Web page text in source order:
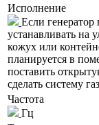
Исполнение
Если генератор
устанавливать на
кожух или
планируется в
поставить
сделать систему
Частота
Гц